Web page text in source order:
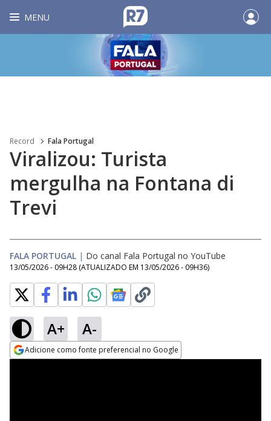
MENU
Record Fala Portugal
Viralizou: Turista
mergulha na Fontana di
Trevi
FALA PORTUGAL | Do canal Fala Portugal no YouTube
13/05/2026 - 09H28 (ATUALIZADO EM 13/05/2026 - 09H36)
A+ A-
Adicione como fonte preferencial no Google